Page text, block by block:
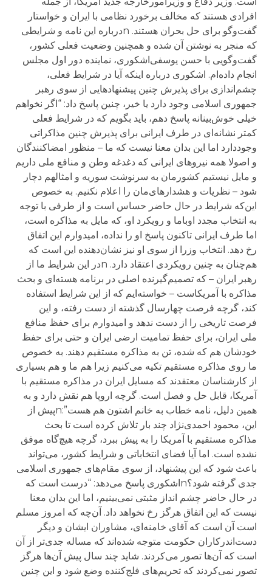
افرادی هستند که مخالف برخورد نظامی با ایران و خواستار
گفت‌وگو برای حل بحران هستند. nدرباره این نامه و شرایطی
که منجر به نوشتن آن شده و همچنین وضعیت فعلی کشور،
گفت‌وگویی با حسن یوسفی‌اشکوری، نماینده دور اول مجلس
انجام داده‌ام. اشکوری درباره این‎که آیا در شرایط فعلی،
چشم‌اندازی برای پذیرش چنین پیشنهادهایی از سوی رهبر
جمهوری اسلامی وجود دارد یا خیر، چنین پاسخ داد: “اگر نخواهم
خیلی خوش‌بینانه پاسخ دهم، باید بگویم که در شرایط فعلی
کمتر نشانه‌ای در طرف ایرانی برای پذیرش چنین مذاکراتی
وجوددارد اما این بدان معنا نیست که ما – منظور امضاکنندگان
و اصولا همه نیروهای ایرانی که دغدغه وطن و منافع ملی داریم
و مایل نیستیم کشورمان به سرنوشت سوریه و امثالهم دچار
شود – نظریات و هشدارهای‌مان را اعلام نکنیم. به خصوص
این‌که شرایط در حال حاضر حساس است و از طرفی با توجه
به انتخاب مجدد اوباما و رویکرد او، که مایل به مذاکره است،
اما طرف ایرانی تاکنون پاسخ او را نداده، امیدوارم این اتفاق
رخ دهد. انتخاب‌ وزرا از سوی او نیز نشان‌دهنده این است که
هم‌چنان به چنین رویکردی اعتقاد دارد. nدر این شرایط ما از
رهبر ایران – که تصمیم‌گیرنده اصلی در برنامه هسته‌ای و بحث
مذاکره با آمریکاست – خواسته‌ایم که از این شرایط استفاده
کند، گرچه فرصت چهارسال گذشته از دست رفته، و این
فرصت تاریخی را از دست ندهد و امیدوارم برای حفظ منافع
ملی ایران، برای حفظ تمامیت ارضی ایران و حتی برای حفظ
خودشان هم که شده، تن به مذاکره مستقیم دهند. به خصوص
ما روی مذاکره مستقیم تکیه می‌کنیم زیرا هم ما و هم بسیاری
از کارشناسان معتقدند که مسایل ایران در مذاکره مستقیم با
آمریکا، قابل حل و فصل است. گرچه اروپا هم نقش دارد و به
همین دلیل، نامه خطاب به خانم اشتون هم هست”:nپیش از
این، محمود احمدی‌نژاد چند بار تلاش کرده است تا بحث
مذاکره مستقیم با آمریکا را به پیش ببرد، گرچه هیچ‌گاه موفق
نشده است. اما آیا فضای انتخاباتی و شرایط کشور، می‌تواند
باعث شود که این پیشنهاد، از سوی مقام‌های جمهوری اسلامی
جدی گرفته شود؟nاشکوری پاسخ می‌دهد: “درست است که
در حال حاضر چشم انداز مثبتی نمی‌بینیم، اما این بدان معنا
نیست که این اتفاق هرگز رخ نخواهد داد. آن‌چه که امروز مسلم
است آن است که آقای خامنه‌ای، مشاوران ایشان و دیگر
دست‌اندرکاران حکومت متوجه شده‌اند که مساله جدی‌تر از آن‌
است که آن‌ها تصور می‌کردند. شاید چند سال پیش آن‌ها هرگز
تصور نمی‌کردند که تحریم‌های فلج‌کننده وضع شود و این چنین